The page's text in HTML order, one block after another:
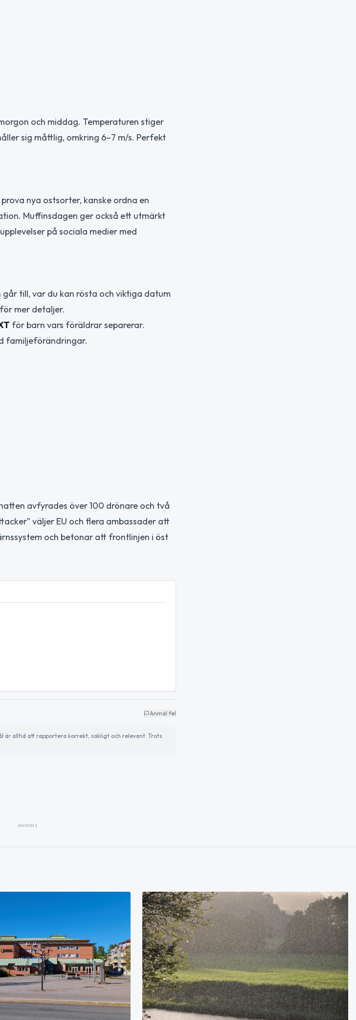
och middag. Temperaturen stiger
sig måttlig, omkring 6–7 m/s. Perfekt
nya ostsorter, kanske ordna en
Muffinsdagen ger också ett utmärkt
på sociala medier med
till, var du kan rösta och viktiga datum
mer detaljer.
för barn vars föräldrar separerar.
familjeförändringar.
avfyrades över 100 drönare och två
väljer EU och flera ambassader att
och betonar att frontlinjen i öst
Anmäl fel
är alltid att rapportera korrekt, sakligt och relevant. Trots
ANNONS